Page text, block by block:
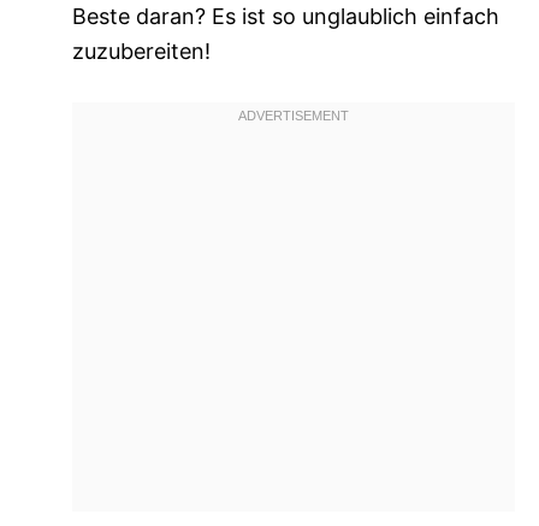
Beste daran? Es ist so unglaublich einfach
zuzubereiten!